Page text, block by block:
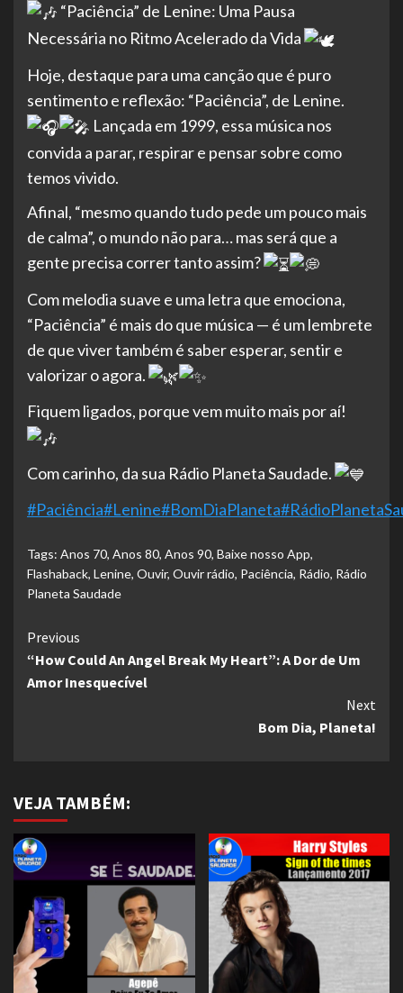
“Paciência” de Lenine: Uma Pausa
Necessária no Ritmo Acelerado da Vida
Hoje, destaque para uma canção que é puro
sentimento e reflexão: “Paciência”, de Lenine.
Lançada em 1999, essa música nos
convida a parar, respirar e pensar sobre como
temos vivido.
Afinal, “mesmo quando tudo pede um pouco mais
de calma”, o mundo não para… mas será que a
gente precisa correr tanto assim?
Com melodia suave e uma letra que emociona,
“Paciência” é mais do que música — é um lembrete
de que viver também é saber esperar, sentir e
valorizar o agora.
Fiquem ligados, porque vem muito mais por aí!
Com carinho, da sua Rádio Planeta Saudade.
#Paciência#Lenine#BomDiaPlaneta
Tags: Anos 70, Anos 80, Anos 90, Baixe nosso App,
Flashaback, Lenine, Ouvir, Ouvir rádio, Paciência, Rádio, Rádio
Planeta Saudade
Continue
Reading
Previous
“How Could An Angel Break My Heart”: A Dor de Um
Amor Inesquecível
Next
Bom Dia, Planeta!
VEJA TAMBÉM: